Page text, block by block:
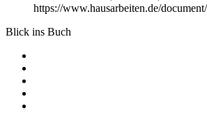
https://www.hausarbeiten.de/
Blick ins Buch